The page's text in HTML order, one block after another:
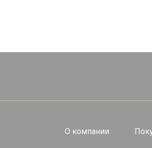
О компании